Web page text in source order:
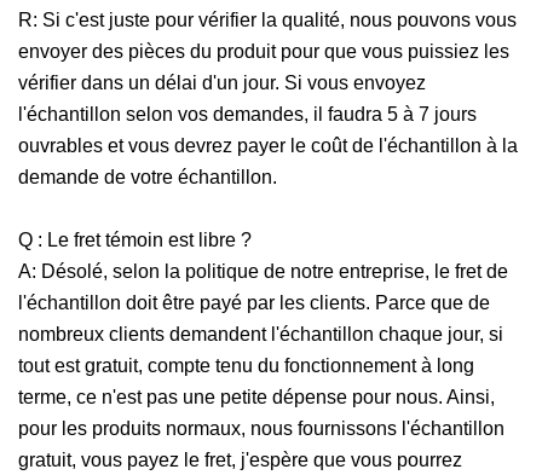
R: Si c'est juste pour vérifier la qualité, nous pouvons vous
envoyer des pièces du produit pour que vous puissiez les
vérifier dans un délai d'un jour. Si vous envoyez
l'échantillon selon vos demandes, il faudra 5 à 7 jours
ouvrables et vous devrez payer le coût de l'échantillon à la
demande de votre échantillon.
Q : Le fret témoin est libre ?
A: Désolé, selon la politique de notre entreprise, le fret de
l'échantillon doit être payé par les clients. Parce que de
nombreux clients demandent l'échantillon chaque jour, si
tout est gratuit, compte tenu du fonctionnement à long
terme, ce n'est pas une petite dépense pour nous. Ainsi,
pour les produits normaux, nous fournissons l'échantillon
gratuit, vous payez le fret, j'espère que vous pourrez